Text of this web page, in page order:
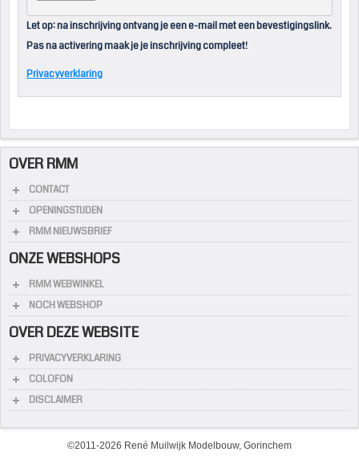
Let op: na inschrijving ontvang je een e-mail met een bevestigingslink.
Pas na activering maak je je inschrijving compleet!
Privacyverklaring
OVER RMM
CONTACT
OPENINGSTIJDEN
RMM NIEUWSBRIEF
ONZE WEBSHOPS
RMM WEBWINKEL
NOCH WEBSHOP
OVER DEZE WEBSITE
PRIVACYVERKLARING
COLOFON
DISCLAIMER
©2011-2026 René Muilwijk Modelbouw, Gorinchem